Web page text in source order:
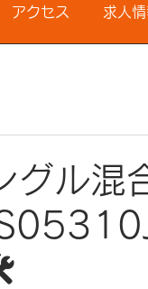
アクセス 求人
グル混